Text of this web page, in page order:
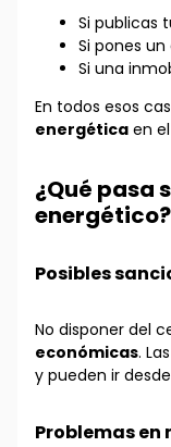
Si publicas
Si pones
Si una
En todos esos
energética en
¿Qué pasa
energético?
Posibles
No disponer del
económicas.
y pueden ir
Problemas